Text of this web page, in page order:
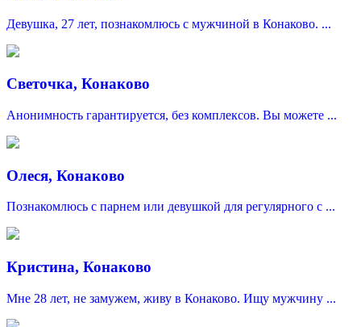
Девушка, 27 лет, познакомлюсь с мужчиной в Конаково. ...
Светочка, Конаково
Анонимность гарантируется, без комплексов. Вы можете ...
Олеся, Конаково
Познакомлюсь c парнем или девушкой для регулярного с ...
Кристина, Конаково
Мне 28 лет, не замужем, живу в Конаково. Ищу мужчину ...